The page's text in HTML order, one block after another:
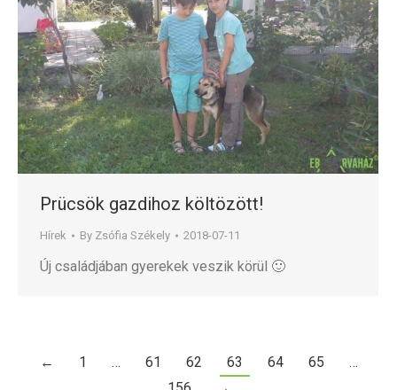
Prücsök gazdihoz költözött!
Hírek By Zsófia Székely 2018-07-11
Új családjában gyerekek veszik körül 🙂
← 1 … 61 62 63 64 65
…